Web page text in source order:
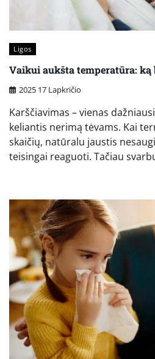
Ligos
Vaikui aukšta temperatūra:
2025 17 Lapkričio
Karščiavimas – vienas
keliantis nerimą tėvams. Kai
skaičių, natūralu jaustis
teisingai reaguoti. Tačiau